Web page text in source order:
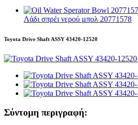
Λάδι σπρέι νερού μπολ 20771578
Toyota Drive Shaft ASSY 43420-12520
Σύντομη περιγραφή: